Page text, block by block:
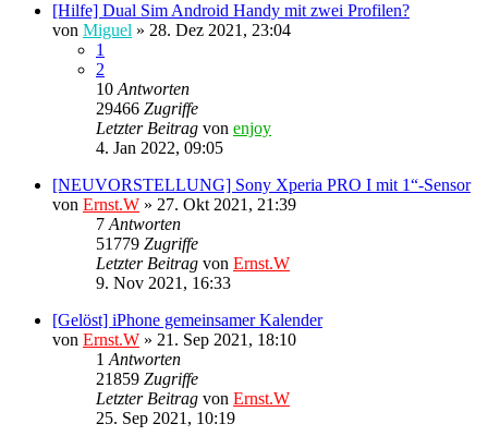
[Hilfe] Dual Sim Android Handy mit zwei Profilen?
von Miguel » 28. Dez 2021, 23:04
1
2
10Antworten
29466 Zugriffe
Letzter Beitrag von enjoy
4. Jan 2022, 09:05
[NEUVORSTELLUNG] Sony Xperia PRO I mit 1“-Sensor
von Ernst.W » 27. Okt 2021, 21:39
7Antworten
51779 Zugriffe
Letzter Beitrag von Ernst.W
9. Nov 2021, 16:33
[Gelöst] iPhone gemeinsamer Kalender
von Ernst.W » 21. Sep 2021, 18:10
1Antworten
21859 Zugriffe
Letzter Beitrag von Ernst.W
25. Sep 2021, 10:19